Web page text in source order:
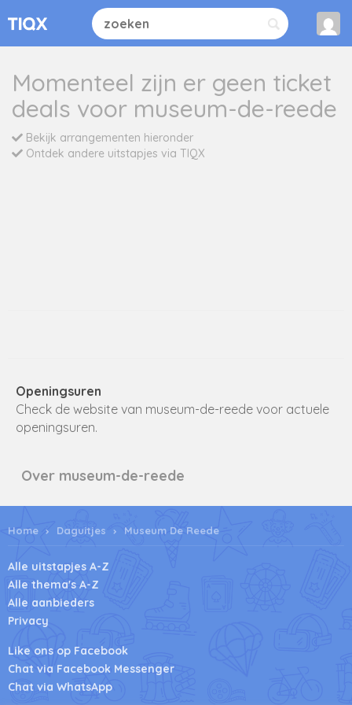
Momenteel zijn er geen ticket
deals voor museum-de-reede
Bekijk arrangementen hieronder
Ontdek andere uitstapjes via TIQX
Openingsuren
Check de website van museum-de-reede voor actuele
openingsuren.
Over museum-de-reede
Home Daguitjes Museum De Reede
Alle uitstapjes A-Z
Alle thema's A-Z
Alle aanbieders
Privacy
Like ons op Facebook
Chat via Facebook Messenger
Chat via WhatsApp